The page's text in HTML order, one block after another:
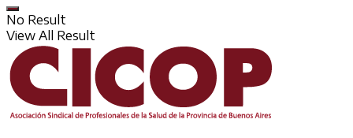
No Result
View All Result